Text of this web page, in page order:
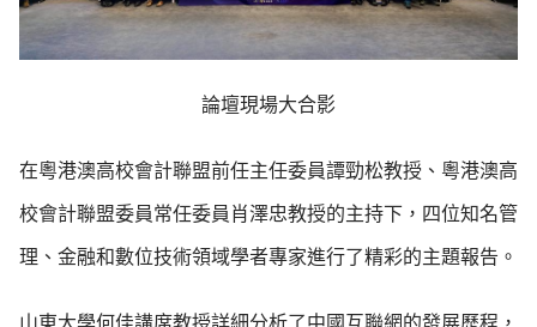
論壇現場大合影
在粵港澳高校會計聯盟前任主任委員譚勁松教授、粵港澳高
校會計聯盟委員常任委員肖澤忠教授的主持下，四位知名管
理、金融和數位技術領域學者專家進行了精彩的主題報告。
山東大學何佳講席教授詳細分析了中國互聯網的發展歷程，